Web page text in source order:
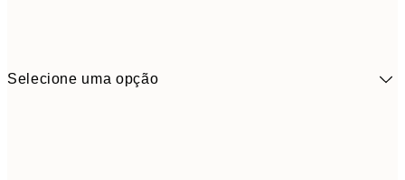
Selecione uma opção